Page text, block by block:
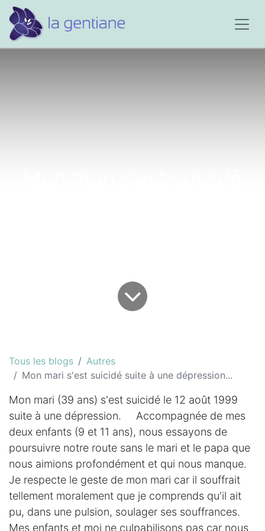
Tous les blogs
Autres
Mon mari s'est suicidé suite à une dépression...
Mon mari (39 ans) s'est suicidé le 12 août 1999
suite à une dépression. Accompagnée de mes
deux enfants (9 et 11 ans), nous essayons de
poursuivre notre route sans le mari et le papa que
nous aimions profondément et qui nous manque.
Je respecte le geste de mon mari car il souffrait
tellement moralement que je comprends qu'il ait
pu, dans une pulsion, soulager ses souffrances.
Mes enfants et moi ne culpabilisons pas car nous